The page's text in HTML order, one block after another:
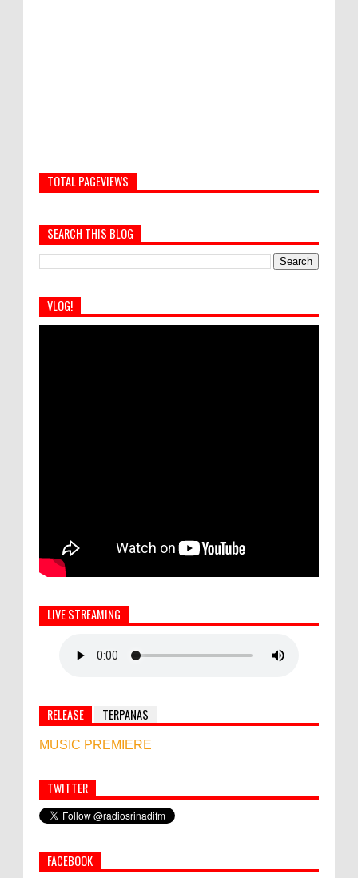
TOTAL PAGEVIEWS
SEARCH THIS BLOG
VLOG!
LIVE STREAMING
RELEASE TERPANAS
MUSIC PREMIERE
Simbol Persahabatan, RI Bangun Islamic Centre di
Afghanistan
PEMKAB KLUNGKUNG GELAR PASAR
TWITTER
FACEBOOK